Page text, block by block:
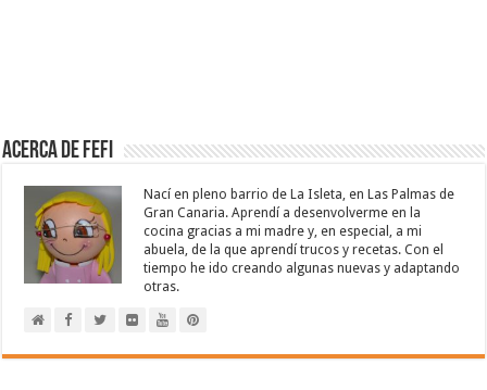
Acerca de Fefi
Nací en pleno barrio de La Isleta, en Las Palmas de
Gran Canaria. Aprendí a desenvolverme en la
cocina gracias a mi madre y, en especial, a mi
abuela, de la que aprendí trucos y recetas. Con el
tiempo he ido creando algunas nuevas y adaptando
otras.